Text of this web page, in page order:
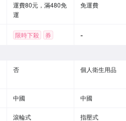
運費80元，滿480免
運
免運費
限時下殺 券 -
否 個人衛生用品
中國 中國
滾輪式 指壓式